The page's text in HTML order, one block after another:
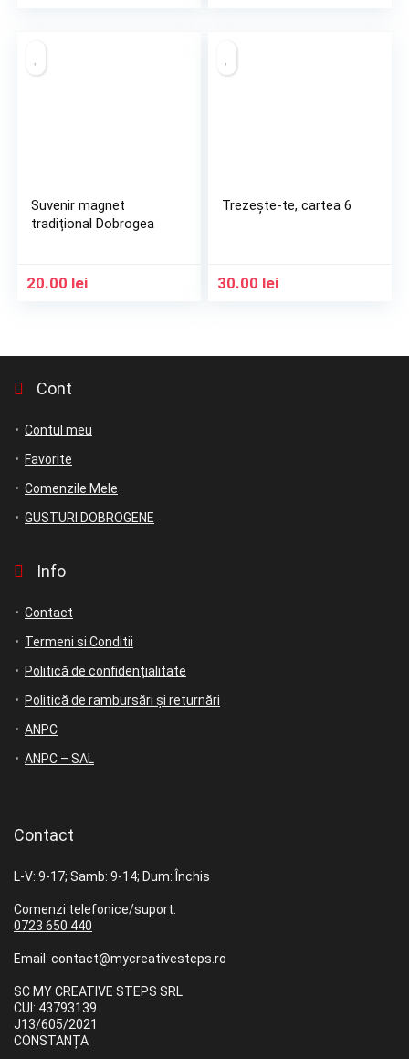
Suvenir magnet
tradițional Dobrogea
20.00 lei
Trezește-te, cartea 6
30.00 lei
Cont
Contul meu
Favorite
Comenzile Mele
GUSTURI DOBROGENE
Info
Contact
Termeni si Conditii
Politică de confidențialitate
Politică de rambursări și returnări
ANPC
ANPC – SAL
Contact
L-V: 9-17; Samb: 9-14; Dum: Închis
Comenzi telefonice/suport:
0723 650 440
Email: contact@mycreativesteps.ro
SC MY CREATIVE STEPS SRL
CUI: 43793139
J13/605/2021
CONSTANȚA